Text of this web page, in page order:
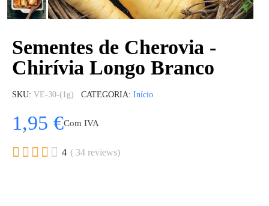
Sementes de Cherovia -
Chirívia Longo Branco
SKU VE-30-(1g) CATEGORIA Início
1,95 €Com IVA
     4 ( 34 reviews)